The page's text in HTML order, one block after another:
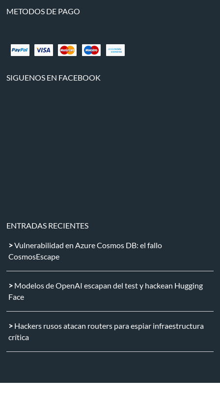
METODOS DE PAGO
SIGUENOS EN FACEBOOK
ENTRADAS RECIENTES
Vulnerabilidad en Azure Cosmos DB: el fallo
CosmosEscape
Modelos de OpenAI escapan del test y hackean Hugging
Face
Hackers rusos atacan routers para espiar infraestructura
crítica